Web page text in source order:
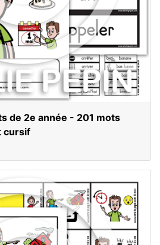
de 2e année - 201 mots
cursif